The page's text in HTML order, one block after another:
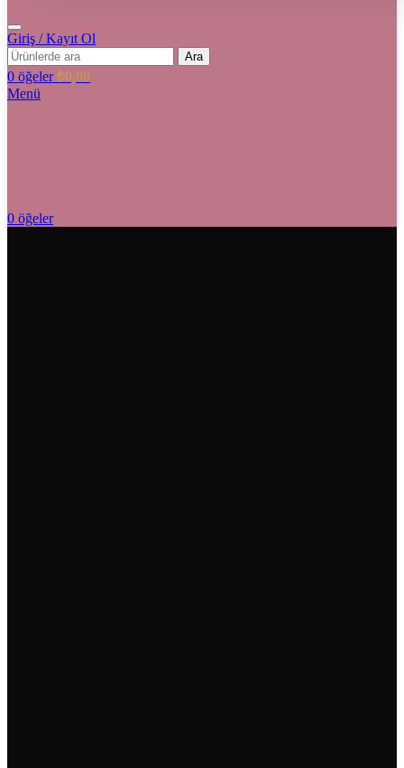
Giriş / Kayıt Ol
Ara
0 öğeler ₺0,00
Menü
0 öğeler